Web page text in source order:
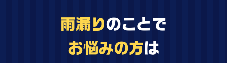
雨漏りのことで
お悩みの方は